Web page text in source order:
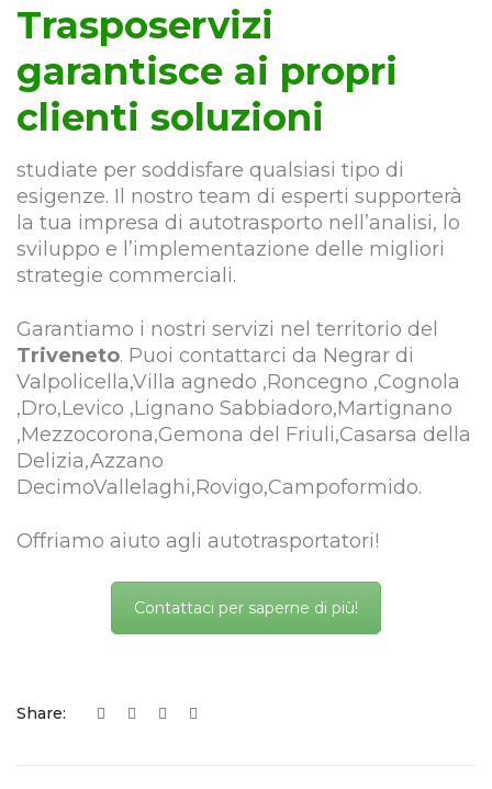
Trasposervizi
garantisce ai propri
clienti soluzioni
studiate per soddisfare qualsiasi tipo di
esigenze. Il nostro team di esperti supporterà
la tua impresa di autotrasporto nell’analisi, lo
sviluppo e l’implementazione delle migliori
strategie commerciali.
Garantiamo i nostri servizi nel territorio del
Triveneto. Puoi contattarci da Negrar di
Valpolicella,Villa agnedo ,Roncegno ,Cognola
,Dro,Levico ,Lignano Sabbiadoro,Martignano
,Mezzocorona,Gemona del Friuli,Casarsa della
Delizia,Azzano
DecimoVallelaghi,Rovigo,Campoformido.
Offriamo aiuto agli autotrasportatori!
Contattaci per saperne di più!
Share: